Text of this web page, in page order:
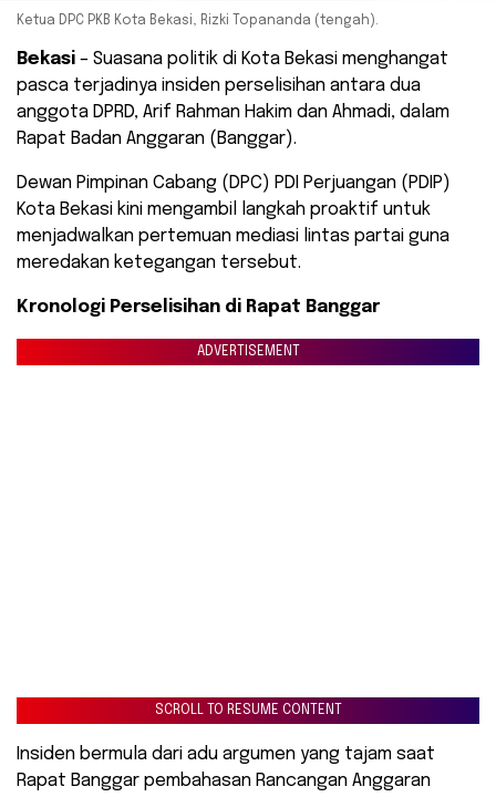
Ketua DPC PKB Kota Bekasi, Rizki Topananda (tengah).
Bekasi – Suasana politik di Kota Bekasi menghangat
pasca terjadinya insiden perselisihan antara dua
anggota DPRD, Arif Rahman Hakim dan Ahmadi, dalam
Rapat Badan Anggaran (Banggar).
Dewan Pimpinan Cabang (DPC) PDI Perjuangan (PDIP)
Kota Bekasi kini mengambil langkah proaktif untuk
menjadwalkan pertemuan mediasi lintas partai guna
meredakan ketegangan tersebut.
Kronologi Perselisihan di Rapat Banggar
ADVERTISEMENT
SCROLL TO RESUME CONTENT
Insiden bermula dari adu argumen yang tajam saat
Rapat Banggar pembahasan Rancangan Anggaran